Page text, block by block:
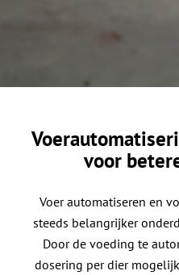
voor
Voer automatiseren en
steeds belangrijker
Door de voeding te
dosering per dier